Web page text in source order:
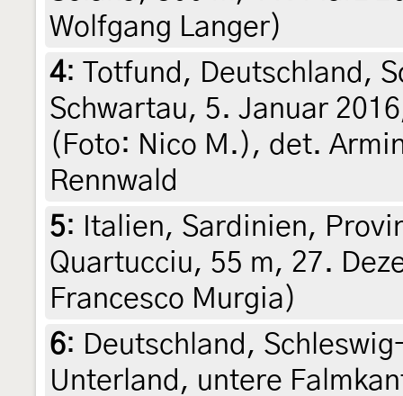
Wolfgang Langer)
4: Totfund, Deutschland,
Schwartau, 5. Januar
(Foto: Nico M.), det.
Rennwald
5:
Italien, Sardinien,
Quartucciu, 55 m, 27.
Francesco Murgia)
6: Deutschland,
Unterland, untere